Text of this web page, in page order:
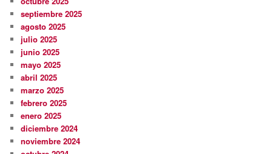
septiembre 2025
agosto 2025
julio 2025
junio 2025
mayo 2025
abril 2025
marzo 2025
febrero 2025
enero 2025
diciembre 2024
noviembre 2024